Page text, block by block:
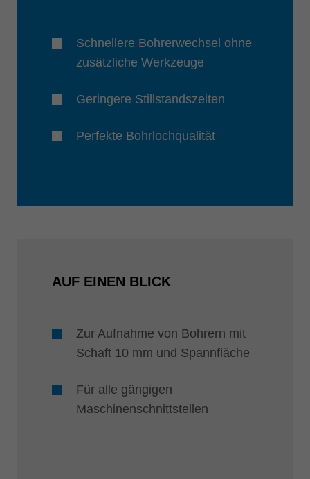
Schnellere Bohrerwechsel ohne
zusätzliche Werkzeuge
Geringere Stillstandszeiten
Perfekte Bohrlochqualität
AUF EINEN BLICK
Zur Aufnahme von Bohrern mit
Schaft 10 mm und Spannfläche
Für alle gängigen
Maschinenschnittstellen